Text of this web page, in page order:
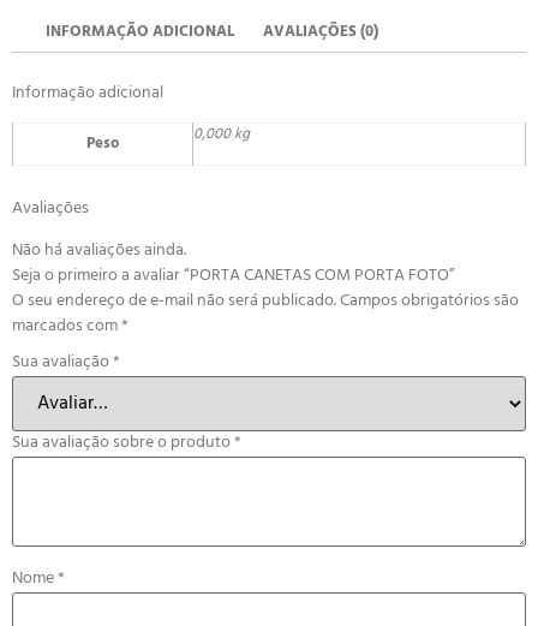
INFORMAÇÃO ADICIONAL AVALIAÇÕES (0)
Informação adicional
Peso 0,000 kg
Avaliações
Não há avaliações ainda.
Seja o primeiro a avaliar “PORTA CANETAS COM PORTA FOTO”
O seu endereço de e-mail não será publicado.Campos obrigatórios são
marcados com*
Sua avaliação*
Sua avaliação sobre o produto*
Nome*